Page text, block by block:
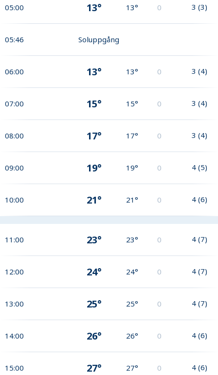
05:00 13° 13° 0 3 (3)
05:46 Soluppgång
06:00 13° 13° 0 3 (4)
07:00 15° 15° 0 3 (4)
08:00 17° 17° 0 3 (4)
09:00 19° 19° 0 4 (5)
10:00 21° 21° 0 4 (6)
11:00 23° 23° 0 4 (7)
12:00 24° 24° 0 4 (7)
13:00 25° 25° 0 4 (7)
14:00 26° 26° 0 4 (6)
15:00 27° 27° 0 4 (6)